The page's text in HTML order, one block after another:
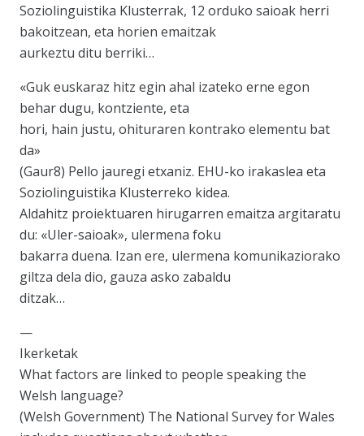
Soziolinguistika Klusterrak, 12 orduko saioak herri
bakoitzean, eta horien emaitzak
aurkeztu ditu berriki…
«Guk euskaraz hitz egin ahal izateko erne egon
behar dugu, kontziente, eta
hori, hain justu, ohituraren kontrako elementu bat
da»
(Gaur8) Pello jauregi etxaniz. EHU-ko irakaslea eta
Soziolinguistika Klusterreko kidea.
Aldahitz proiektuaren hirugarren emaitza argitaratu
du: «Uler-saioak», ulermena foku
bakarra duena. Izan ere, ulermena komunikaziorako
giltza dela dio, gauza asko zabaldu
ditzak…
—
Ikerketak
What factors are linked to people speaking the
Welsh language?
(Welsh Government) The National Survey for Wales